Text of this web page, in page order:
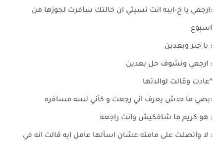
:ارجعي يا خ-ايبه انت نسيتي ان خالتك سافرت لجوزها من
اسبوع
: يا خبر وبعدين
: ارجعي ونشوف حل بعدين
*عادت وقالت لوالدتها
:بصي ما حدش يعرف اني رجعت و كأني لسه مسافره
: هو كريم ما شافكيش وانت راجعه
: لا واتصلت على مامته عشان اسألها عامل ايه قالت انه في